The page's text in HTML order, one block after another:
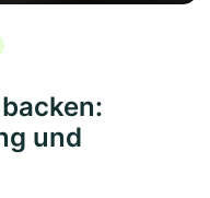
und